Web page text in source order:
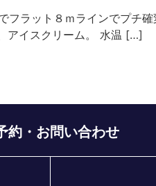
ラット８ｍラインでプチ
アイスクリーム。 水温 […]
約・お問い合わせ